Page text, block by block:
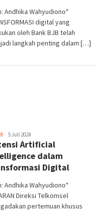
Andhika Wahyudiono*
digital yang
oleh Bank BJB telah
langkah penting dalam […]
Heri
Purwata
5 Juli 2024
Artificial
dalam
Digital
Andhika Wahyudiono*
Direksi Telkomsel
pertemuan khusus